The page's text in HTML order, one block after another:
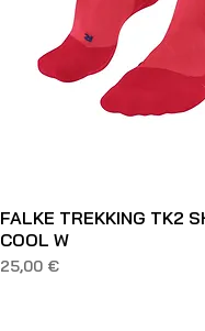
FALKE TREKKING TK2
COOL W
Prezzo
25,00 €